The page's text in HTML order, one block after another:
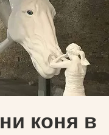
коня в